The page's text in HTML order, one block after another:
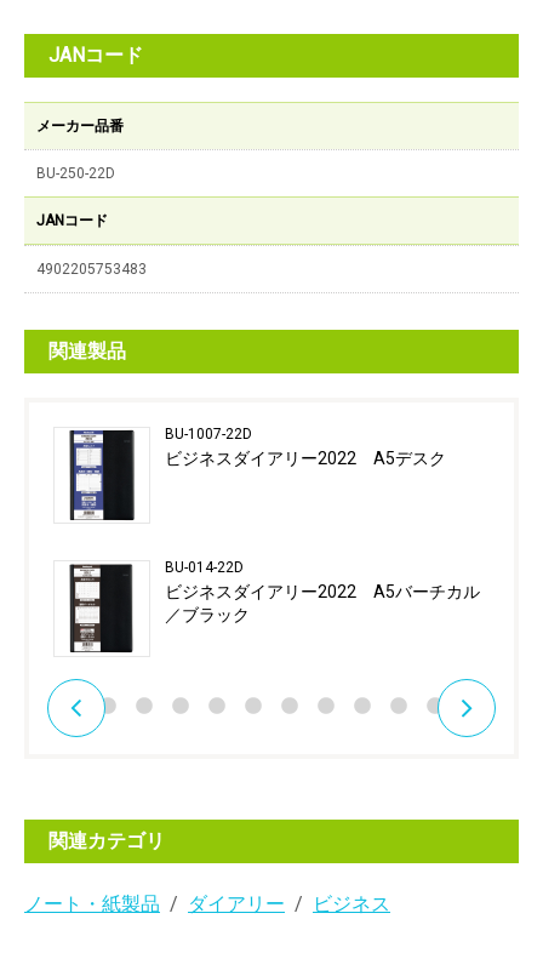
JANコード
メーカー品番
BU-250-22D
JANコード
4902205753483
関連製品
BU-1007-22D
ビジネスダイアリー2022 A5デスク
BU-014-22D
ビジネスダイアリー2022 A5バーチカル
／ブラック
関連カテゴリ
ノート・紙製品 ダイアリー ビジネス